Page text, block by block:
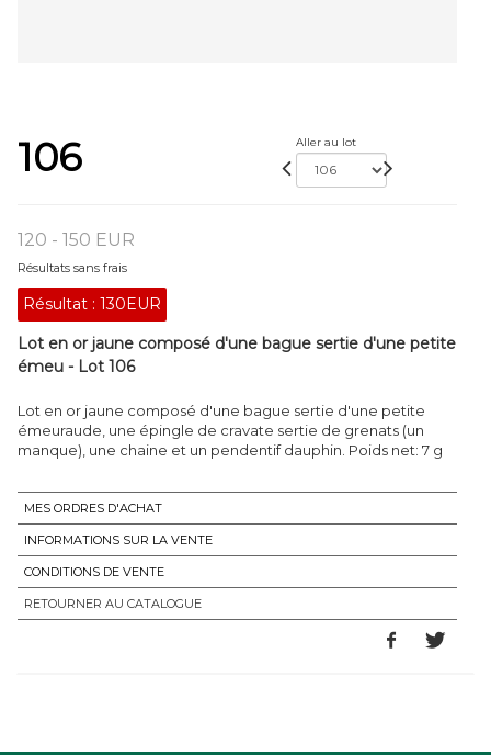
106 Aller au lot
120 - 150 EUR
Résultats sans frais
Résultat : 130EUR
Lot en or jaune composé d'une bague sertie d'une petite
émeu - Lot 106
Lot en or jaune composé d'une bague sertie d'une petite
émeuraude, une épingle de cravate sertie de grenats (un
manque), une chaine et un pendentif dauphin. Poids net: 7 g
MES ORDRES D'ACHAT
INFORMATIONS SUR LA VENTE
CONDITIONS DE VENTE
RETOURNER AU CATALOGUE